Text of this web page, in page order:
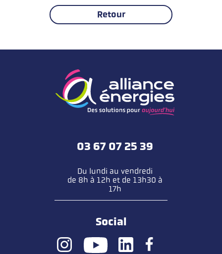
Retour
03 67 07 25 39
Du lundi au vendredi
de 8h à 12h et de 13h30 à
17h
Social